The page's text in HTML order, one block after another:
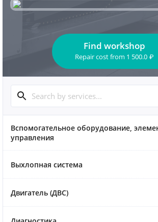
Find workshop
Repair costfrom 1 500.0 ₽
Вспомогательное оборудование,
управления
Выхлопная система
Двигатель (ДВС)